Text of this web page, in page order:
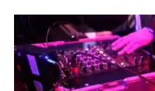
Service Evénementiel
Dj événements
anniversaire